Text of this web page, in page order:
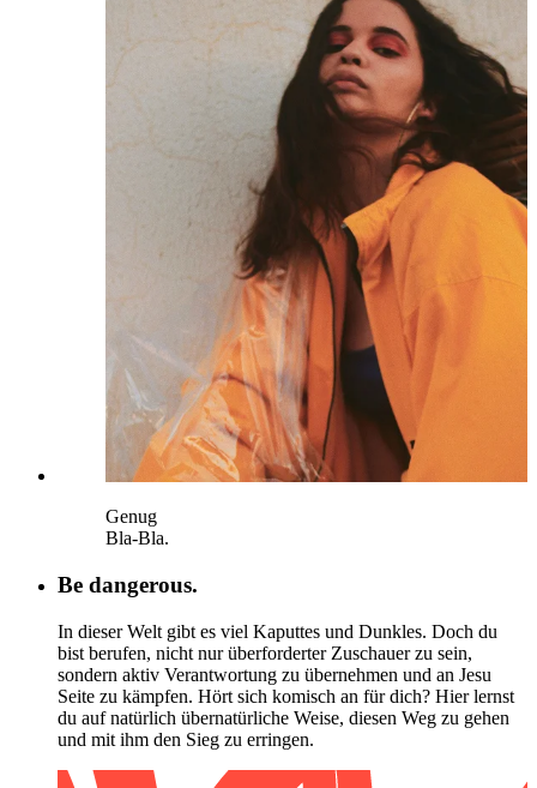
Genug
Bla-Bla.
Be dangerous.
In dieser Welt gibt es viel Kaputtes und Dunkles. Doch du
bist berufen, nicht nur überforderter Zuschauer zu sein,
sondern aktiv Verantwortung zu übernehmen und an Jesu
Seite zu kämpfen. Hört sich komisch an für dich? Hier lernst
du auf natürlich übernatürliche Weise, diesen Weg zu gehen
und mit ihm den Sieg zu erringen.